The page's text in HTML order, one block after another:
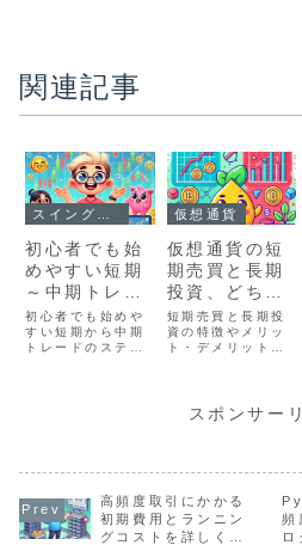
関連記事
初心者でも始
めやすい短期
～中期トレー
ドのステップ
ガイド
初心者でも始めや
すい短期から中期
トレードのステッ
仮想通貨
仮想通貨の短
期売買と長期
投資、どちら
が稼げる？
短期売買と長期投
資の特徴やメリッ
ト・デメリットを
けにわかりやすく
解説します。どち
スポンサー
高頻度取引にかかる
初期費用とランニン
グコストを詳しく解
頻
ロ